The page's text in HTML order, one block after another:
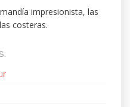
impresionista, las
costeras.